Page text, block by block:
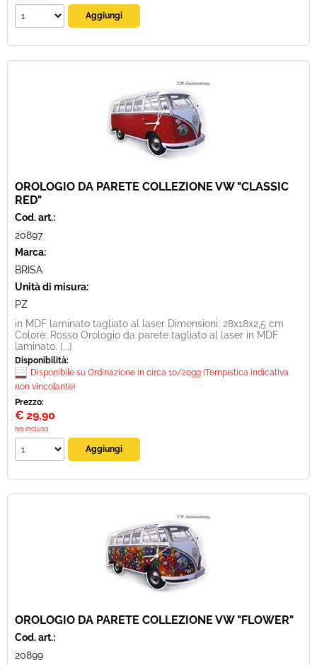
OROLOGIO DA PARETE COLLEZIONE VW "CLASSIC
RED"
Cod. art.:
20897
Marca:
BRISA
Unità di misura:
PZ
in MDF laminato tagliato al laser Dimensioni: 28x18x2,5 cm
Colore: Rosso Orologio da parete tagliato al laser in MDF
laminato. [...]
Disponibilità:
Disponibile su Ordinazione in circa 10/20gg (Tempistica indicativa
non vincolante)
Prezzo:
€ 29,90
iva inclusa
OROLOGIO DA PARETE COLLEZIONE VW "FLOWER"
Cod. art.:
20899